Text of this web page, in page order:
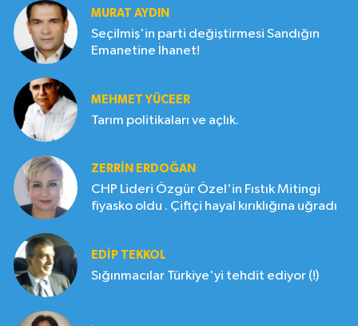
MURAT AYDIN
Seçilmiş'in parti değiştirmesi Sandığın
Emanetine İhanet!
MEHMET YÜCEER
Tarım politikaları ve açlık.
ZERRIN ERDOĞAN
CHP Lideri Özgür Özel'in Fıstık Mitingi
fiyasko oldu . Çiftçi hayal kırıklığına uğradı
EDIP TEKKOL
Sığınmacılar Türkiye'yi tehdit ediyor (!)